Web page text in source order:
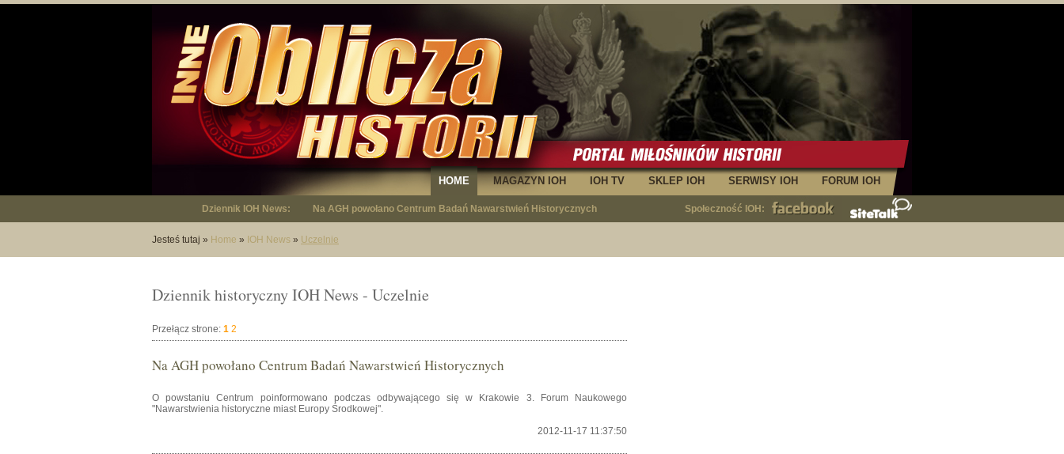
FORUM IOH
SERWISY IOH
SKLEP IOH
IOH TV
MAGAZYN IOH
HOME
Społeczność IOH:
Dziennik IOH News: Na AGH powołano Centrum Badań Nawarstwień Historycznych
Jesteś tutaj » Home » IOH News » Uczelnie
Dziennik historyczny IOH News - Uczelnie
Przełącz strone: 1 2
Na AGH powołano Centrum Badań Nawarstwień Historycznych
O powstaniu Centrum poinformowano podczas odbywającego się w Krakowie 3. Forum Naukowego
"Nawarstwienia historyczne miast Europy Środkowej".
2012-11-17 11:37:50